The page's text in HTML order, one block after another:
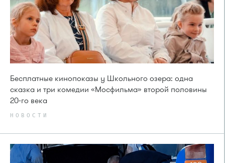
Бесплатные кинопоказы у Школьного озера: одна
сказка и три комедии «Мосфильма» второй половины
20-го века
НОВОСТИ